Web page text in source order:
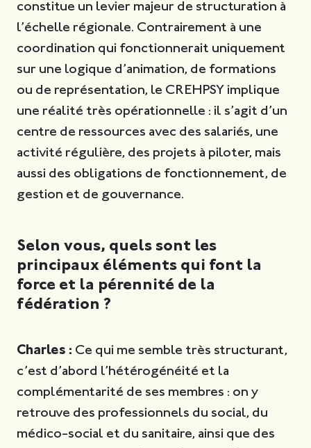
constitue un levier majeur de structuration à
l’échelle régionale. Contrairement à une
coordination qui fonctionnerait uniquement
sur une logique d’animation, de formations
ou de représentation, le CREHPSY implique
une réalité très opérationnelle : il s’agit d’un
centre de ressources avec des salariés, une
activité régulière, des projets à piloter, mais
aussi des obligations de fonctionnement, de
gestion et de gouvernance.
Selon vous, quels sont les
principaux éléments qui font la
force et la pérennité de la
fédération ?
Charles : Ce qui me semble très structurant,
c’est d’abord l’hétérogénéité et la
complémentarité de ses membres : on y
retrouve des professionnels du social, du
médico-social et du sanitaire, ainsi que des